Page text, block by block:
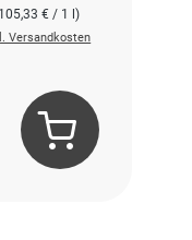
€ / 1 l)
Versandkosten